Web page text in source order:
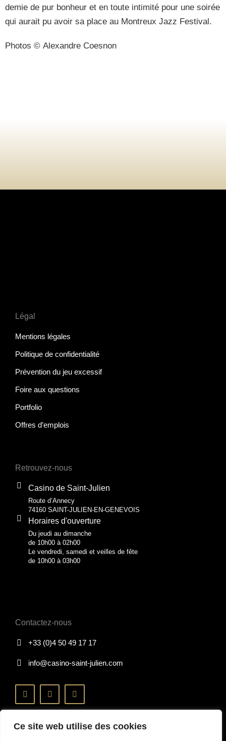
Ce site web utilise des cookies
demie de pur bonheur et en toute intimité pour une soirée
qui aurait pu avoir sa place au Montreux Jazz Festival.
Photos © Alexandre Coesnon
Légal
Mentions légales
Politique de confidentialité
Prévention du jeu excessif
Foire aux questions
Portfolio
Offres d’emplois
Retrouvez-nous
Casino de Saint-Julien
Route d’Annecy
74160 SAINT-JULIEN-EN-GENEVOIS
Horaires d'ouverture
Du jeudi au dimanche
de 10h00 à 02h00
Le vendredi, samedi et veilles de fête
de 10h00 à 03h00
Contactez-nous
+33 (0)4 50 49 17 17
info@casino-saint-julien.com